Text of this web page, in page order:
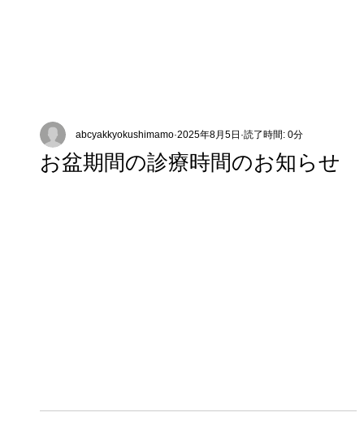
お盆期間の診療時間のお知らせ
abcyakkyokushimamo 2025年8月5日 読了時間: 0分